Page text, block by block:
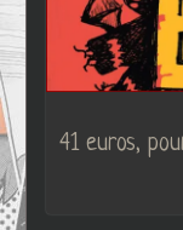
41 euros,